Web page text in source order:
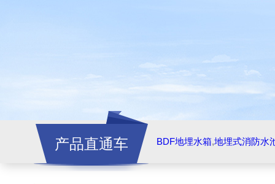
产品直通车 BDF地埋水箱,地埋式消防水